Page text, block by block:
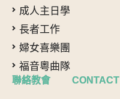
成人主日學
長者工作
婦女喜樂團
福音粵曲隊
聯絡教會 CONTACT